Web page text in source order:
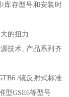
库存型号和安装时
的扭力
技术, 产品系列齐
/镜反射式标准
型GSE6等型号